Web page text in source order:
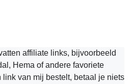
affiliate links, bijvoorbeeld
Hema of andere favoriete
van mij bestelt, betaal je niets